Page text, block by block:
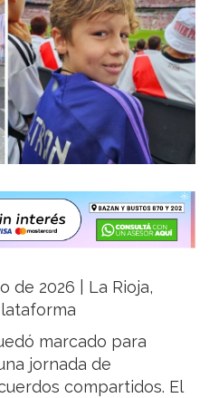
de 2026 | La Rioja,
marcado para
jornada de
compartidos. El